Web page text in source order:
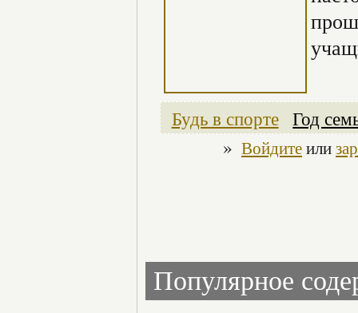
Будь в спорте Год
» Войдитеили
Популярное